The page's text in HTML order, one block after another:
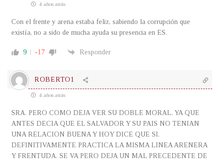
4 años atrás
Con el frente y arena estaba feliz, sabiendo la corrupción que
existía, no a sido de mucha ayuda su presencia en ES.
9 -17 Responder
ROBERTO1
4 años atrás
SRA. PERO COMO DEJA VER SU DOBLE MORAL, YA QUE
ANTES DECIA QUE EL SALVADOR Y SU PAIS NO TENIAN
UNA RELACION BUENA Y HOY DICE QUE SI.
DEFINITIVAMENTE PRACTICA LA MISMA LINEA ARENERA
Y FRENTUDA. SE VA PERO DEJA UN MAL PRECEDENTE DE